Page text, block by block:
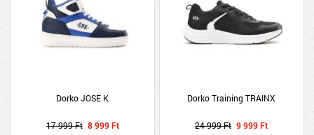
Dorko JOSE K
17 999 Ft 8 999 Ft
Dorko Training TRAINX
24 999 Ft 9 999 Ft